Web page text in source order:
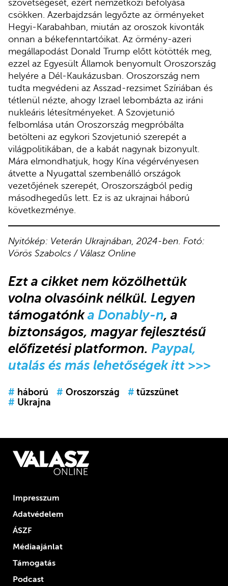
szövetségesét, ezért nemzetközi befolyása
csökken. Azerbajdzsán legyőzte az örményeket
Hegyi-Karabahban, miután az oroszok kivonták
onnan a békefenntartóikat. Az örmény-azeri
megállapodást Donald Trump előtt kötötték meg,
ezzel az Egyesült Államok benyomult Oroszország
helyére a Dél-Kaukázusban. Oroszország nem
tudta megvédeni az Asszad-rezsimet Szíriában és
tétlenül nézte, ahogy Izrael lebombázta az iráni
nukleáris létesítményeket. A Szovjetunió
felbomlása után Oroszország megpróbálta
betölteni az egykori Szovjetunió szerepét a
világpolitikában, de a kabát nagynak bizonyult.
Mára elmondhatjuk, hogy Kína végérvényesen
átvette a Nyugattal szembenálló országok
vezetőjének szerepét, Oroszországból pedig
másodhegedűs lett. Ez is az ukrajnai háború
következménye.
Nyitókép: Veterán Ukrajnában, 2024-ben. Fotó:
Vörös Szabolcs / Válasz Online
Ezt a cikket nem közölhettük
volna olvasóink nélkül. Legyen
támogatónka Donably-n, a
biztonságos, magyar fejlesztésű
előfizetési platformon. Paypal,
utalás és más lehetőségek itt >>>
# háború # Oroszország # tűzszünet
# Ukrajna
Impresszum
Adatvédelem
ÁSZF
Médiaajánlat
Támogatás
Podcast